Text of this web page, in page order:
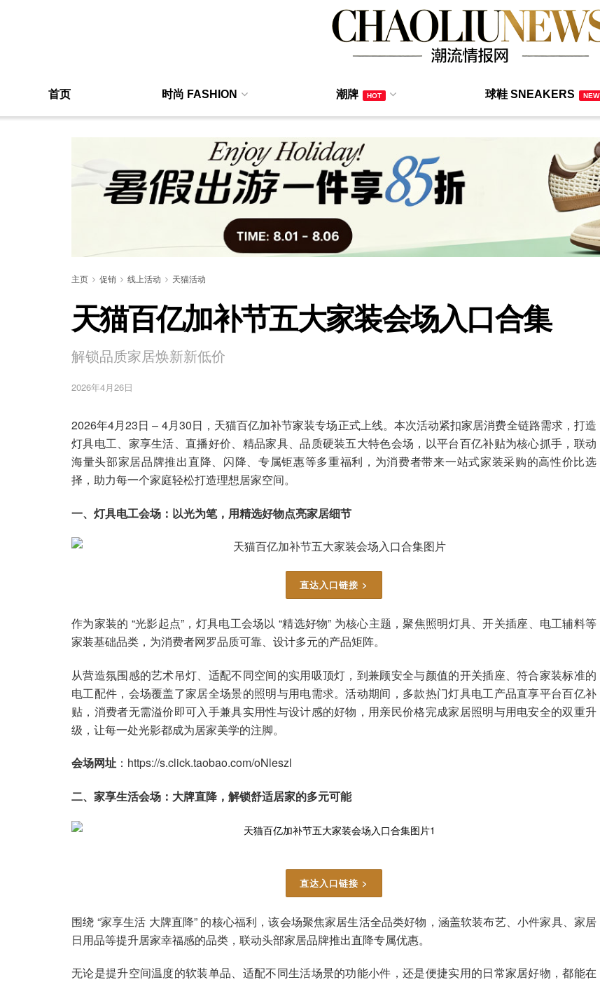
首页 时尚 FASHION 潮牌 HOT 球鞋 SNEAKERS NEW
主页 促销 线上活动 天猫活动
天猫百亿加补节五大家装会场入口合集
解锁品质家居焕新新低价
2026年4月26日
2026年4月23日 – 4月30日，天猫百亿加补节家装专场正式上线。本次活动紧扣家居消费全链路需求，打造
灯具电工、家享生活、直播好价、精品家具、品质硬装五大特色会场，以平台百亿补贴为核心抓手，联动
海量头部家居品牌推出直降、闪降、专属钜惠等多重福利，为消费者带来一站式家装采购的高性价比选
择，助力每一个家庭轻松打造理想居家空间。
一、灯具电工会场：以光为笔，用精选好物点亮家居细节
直达入口链接 >
作为家装的 “光影起点”，灯具电工会场以 “精选好物” 为核心主题，聚焦照明灯具、开关插座、电工辅料等
家装基础品类，为消费者网罗品质可靠、设计多元的产品矩阵。
从营造氛围感的艺术吊灯、适配不同空间的实用吸顶灯，到兼顾安全与颜值的开关插座、符合家装标准的
电工配件，会场覆盖了家居全场景的照明与用电需求。活动期间，多款热门灯具电工产品直享平台百亿补
贴，消费者无需溢价即可入手兼具实用性与设计感的好物，用亲民价格完成家居照明与用电安全的双重升
级，让每一处光影都成为居家美学的注脚。
会场网址 ：https://s.click.taobao.com/oNleszl
二、家享生活会场：大牌直降，解锁舒适居家的多元可能
直达入口链接 >
围绕 “家享生活 大牌直降” 的核心福利，该会场聚焦家居生活全品类好物，涵盖软装布艺、小件家具、家居
日用品等提升居家幸福感的品类，联动头部家居品牌推出直降专属优惠。
无论是提升空间温度的软装单品、适配不同生活场景的功能小件，还是便捷实用的日常家居好物，都能在